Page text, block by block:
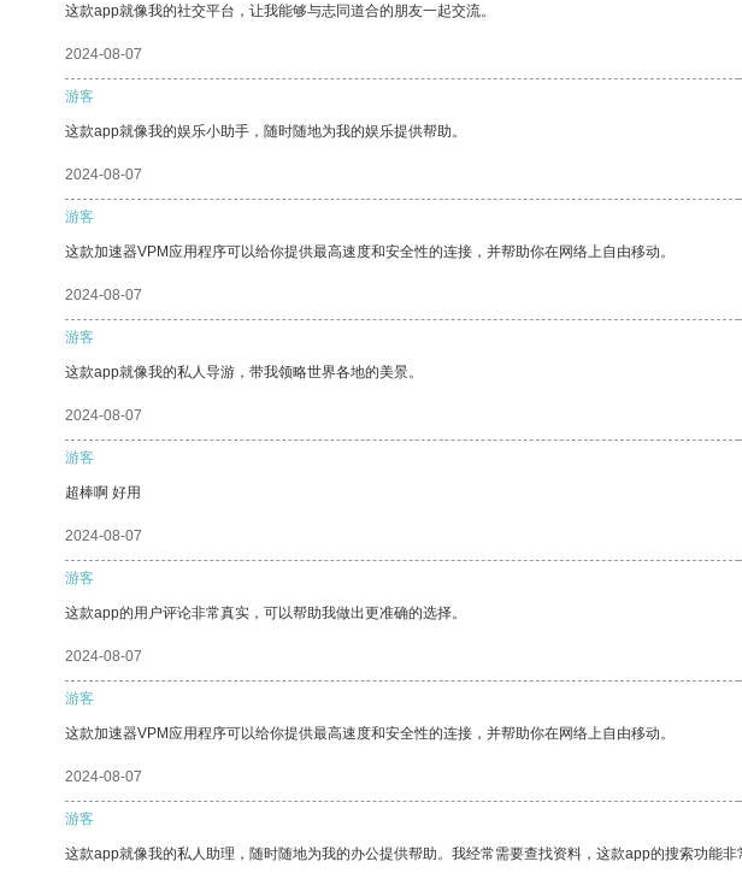
这款app就像我的社交平台，让我能够与志同道合的朋友一起交流。
2024-08-07
游客
这款app就像我的娱乐小助手，随时随地为我的娱乐提供帮助。
2024-08-07
游客
这款加速器VPM应用程序可以给你提供最高速度和安全性的连接，并帮助你在网络上自由移动。
2024-08-07
游客
这款app就像我的私人导游，带我领略世界各地的美景。
2024-08-07
游客
超棒啊 好用
2024-08-07
游客
这款app的用户评论非常真实，可以帮助我做出更准确的选择。
2024-08-07
游客
这款加速器VPM应用程序可以给你提供最高速度和安全性的连接，并帮助你在网络上自由移动。
2024-08-07
游客
这款app就像我的私人助理，随时随地为我的办公提供帮助。我经常需要查找资料，这款app的搜索功能非